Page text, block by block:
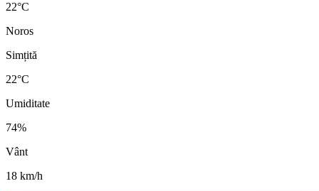
22°C
Noros
Simțită
22°C
Umiditate
74%
Vânt
18 km/h